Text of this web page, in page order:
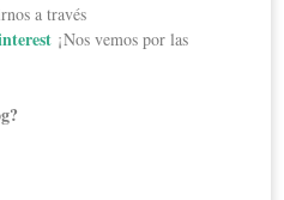
a través
¡Nos vemos por las